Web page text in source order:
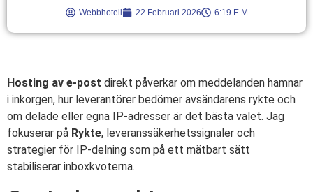
Webbhotell 22 Februari 2026 6:19 E M
Hosting av e-post direkt påverkar om meddelanden hamnar
i inkorgen, hur leverantörer bedömer avsändarens rykte och
om delade eller egna IP-adresser är det bästa valet. Jag
fokuserar på Rykte, leveranssäkerhetssignaler och
strategier för IP-delning som på ett mätbart sätt
stabiliserar inboxkvoterna.